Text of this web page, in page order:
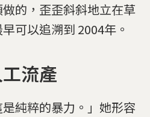
的，歪歪斜斜地立在草
可以追溯到 2004年。
流產
純粹的暴力。」她形容